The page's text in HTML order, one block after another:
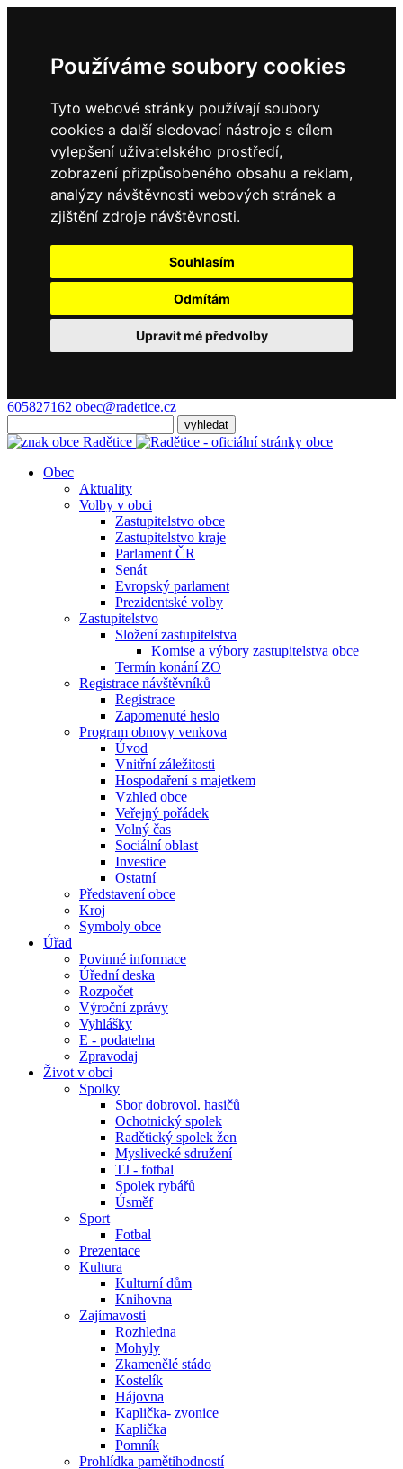
Používáme soubory cookies
Tyto webové stránky používají soubory
cookies a další sledovací nástroje s cílem
vylepšení uživatelského prostředí,
zobrazení přizpůsobeného obsahu a reklam,
analýzy návštěvnosti webových stránek a
zjištění zdroje návštěvnosti.
Souhlasím
Odmítám
Upravit mé předvolby
605827162 obec@radetice.cz
Obec
Aktuality
Volby v obci
Zastupitelstvo obce
Zastupitelstvo kraje
Parlament ČR
Senát
Evropský parlament
Prezidentské volby
Zastupitelstvo
Složení zastupitelstva
Komise a výbory zastupitelstva obce
Termín konání ZO
Registrace návštěvníků
Registrace
Zapomenuté heslo
Program obnovy venkova
Úvod
Vnitřní záležitosti
Hospodaření s majetkem
Vzhled obce
Veřejný pořádek
Volný čas
Sociální oblast
Investice
Ostatní
Představení obce
Kroj
Symboly obce
Úřad
Povinné informace
Úřední deska
Rozpočet
Výroční zprávy
Vyhlášky
E - podatelna
Zpravodaj
Život v obci
Spolky
Sbor dobrovol. hasičů
Ochotnický spolek
Radětický spolek žen
Myslivecké sdružení
TJ - fotbal
Spolek rybářů
Úsměf
Sport
Fotbal
Prezentace
Kultura
Kulturní dům
Knihovna
Zajímavosti
Rozhledna
Mohyly
Zkamenělé stádo
Kostelík
Hájovna
Kaplička- zvonice
Kaplička
Pomník
Prohlídka pamětihodností